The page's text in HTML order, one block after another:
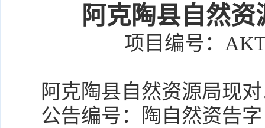
阿克陶县自然
项目编号：
阿克陶县自然资源局现
公告编号：陶自然资告